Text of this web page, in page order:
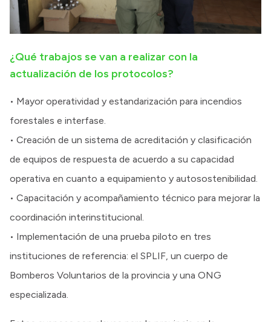
¿Qué trabajos se van a realizar con la
actualización de los protocolos?
• Mayor operatividad y estandarización para incendios
forestales e interfase.
• Creación de un sistema de acreditación y clasificación
de equipos de respuesta de acuerdo a su capacidad
operativa en cuanto a equipamiento y autosostenibilidad.
• Capacitación y acompañamiento técnico para mejorar la
coordinación interinstitucional.
• Implementación de una prueba piloto en tres
instituciones de referencia: el SPLIF, un cuerpo de
Bomberos Voluntarios de la provincia y una ONG
especializada.